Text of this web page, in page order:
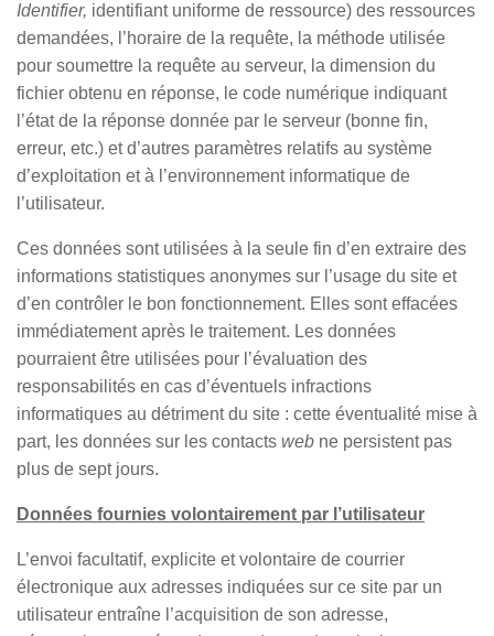
Identifier, identifiant uniforme de ressource) des ressources
demandées, l’horaire de la requête, la méthode utilisée
pour soumettre la requête au serveur, la dimension du
fichier obtenu en réponse, le code numérique indiquant
l’état de la réponse donnée par le serveur (bonne fin,
erreur, etc.) et d’autres paramètres relatifs au système
d’exploitation et à l’environnement informatique de
l’utilisateur.
Ces données sont utilisées à la seule fin d’en extraire des
informations statistiques anonymes sur l’usage du site et
d’en contrôler le bon fonctionnement. Elles sont effacées
immédiatement après le traitement. Les données
pourraient être utilisées pour l’évaluation des
responsabilités en cas d’éventuels infractions
informatiques au détriment du site : cette éventualité mise à
part, les données sur les contacts web ne persistent pas
plus de sept jours.
Données fournies volontairement par l’utilisateur
L’envoi facultatif, explicite et volontaire de courrier
électronique aux adresses indiquées sur ce site par un
utilisateur entraîne l’acquisition de son adresse,